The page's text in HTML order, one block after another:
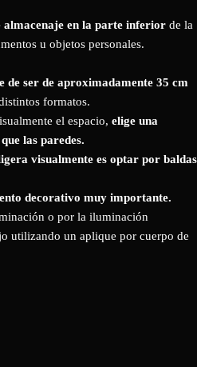
en la parte inferior de la
u objetos personales.
de ser de aproximadamente 35 cm
formatos.
el espacio, elige una
las paredes.
visualmente es optar por baldas
decorativo muy importante.
o por la iluminación
utilizando un aplique por cuerpo de